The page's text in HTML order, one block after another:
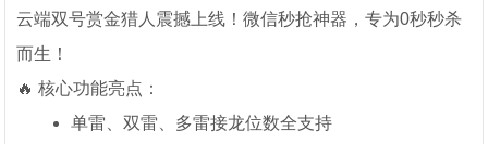
云端双号赏金猎人震撼上线！微信秒抢神器，专为0秒秒杀
而生！
🔥 核心功能亮点：
单雷、双雷、多雷接龙位数全支持